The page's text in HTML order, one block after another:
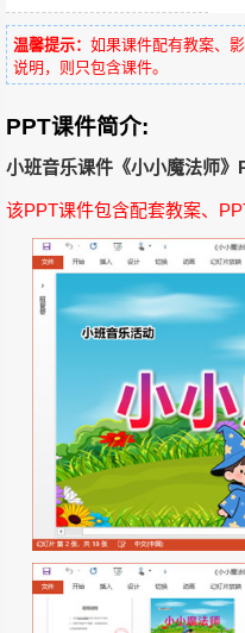
温馨提示： 如果课件配有教案、
说明，则只包含课件。
PPT课件简介:
小班音乐课件《小小魔法师
该PPT课件包含配套教案、